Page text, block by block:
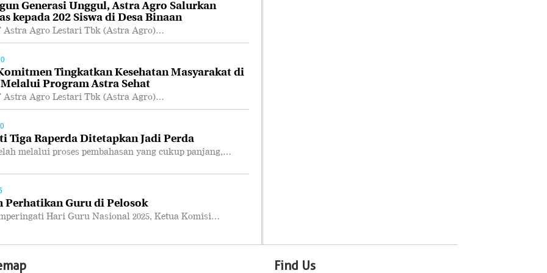
Generasi Unggul, Astra Agro Salurkan
kepada 202 Siswa di Desa Binaan
Astra Agro Lestari Tbk (Astra Agro)…
Tingkatkan Kesehatan Masyarakat di
Program Astra Sehat
Astra Agro Lestari Tbk (Astra Agro)…
Tiga Raperda Ditetapkan Jadi Perda
melalui proses pembahasan yang cukup panjang,…
Perhatikan Guru di Pelosok
Hari Guru Nasional 2025, Ketua Komisi…
Find Us